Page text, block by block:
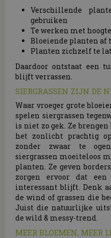
Verschillende
gebruiken
Te werken met
Bloeiende planten af
Planten zichzelf te
Daardoor ontstaat een
blijft verrassen.
SIERGRASSEN ZIJN DE
Waar vroeger grote
spelen siergrassen
is niet zo gek. Ze
het zonlicht prachtig
zonder zwaar te
siergrassen moeiteloos
planten. Ze geven
zorgen ervoor dat
interessant blijft. Denk
de wind of grassen die
Juist die natuurlijke
de wild & messy-trend.
MEER BLOEMEN, MEER